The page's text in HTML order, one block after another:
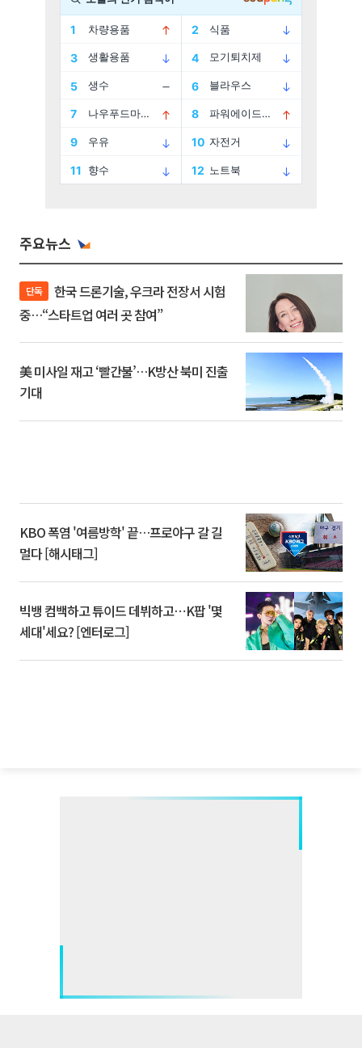
주요뉴스
단독
중…“스타트업 여러 곳 참여”
美 미사일 재고 ‘빨간불’…K방산 북미 진출
기대
KBO 폭염 '여름방학' 끝…프로야구 갈 길
멀다 [해시태그]
빅뱅 컴백하고 튜이드 데뷔하고⋯K팝 '몇
세대'세요? [엔터로그]